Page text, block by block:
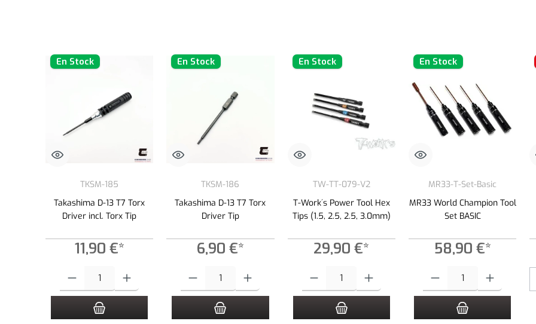
En Stock
TKSM-185
Takashima D-13 T7 Torx
Driver incl. Torx Tip
11,90 €*
En Stock
TKSM-186
Takashima D-13 T7 Torx
Driver Tip
6,90 €*
Quantité de produit : Entrez la quantité souhaitée ou utilisez les boutons pour augmenter ou diminuer la
En Stock
TW-TT-079-V2
T-Work´s Power Tool Hex
Tips (1.5, 2.5, 2.5, 3.0mm)
29,90 €*
Quantité de produit : Entrez la quantité souhaitée ou utilisez les
En Stock
MR33-T-Set-Basic
MR33 World Champion Tool
Set BASIC
58,90 €*
Quantité de produit : Entrez la